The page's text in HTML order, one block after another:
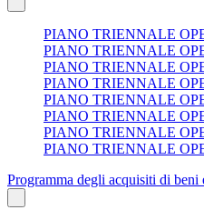
PIANO TRIENNALE
PIANO TRIENNALE
PIANO TRIENNALE
PIANO TRIENNALE
PIANO TRIENNALE
PIANO TRIENNALE
PIANO TRIENNALE
PIANO TRIENNALE
Programma degli acquisiti di beni